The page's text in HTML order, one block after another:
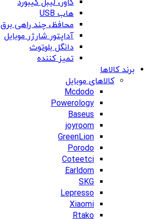
کاور، لیبل کیبورد
هاب USB
محافظ، چند راهی برق
آداپتور شارژر موبایل
دانگل بلوتوث
تمیز کننده
برند کالاها
کالاهای موبایل
Mcdodo
Powerology
Baseus
joyroom
GreenLion
Porodo
Coteetci
Earldom
SKG
Lepresso
Xiaomi
Rtako